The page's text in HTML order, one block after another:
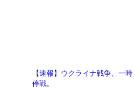
【速報】ウクライナ戦争、一時
停戦。